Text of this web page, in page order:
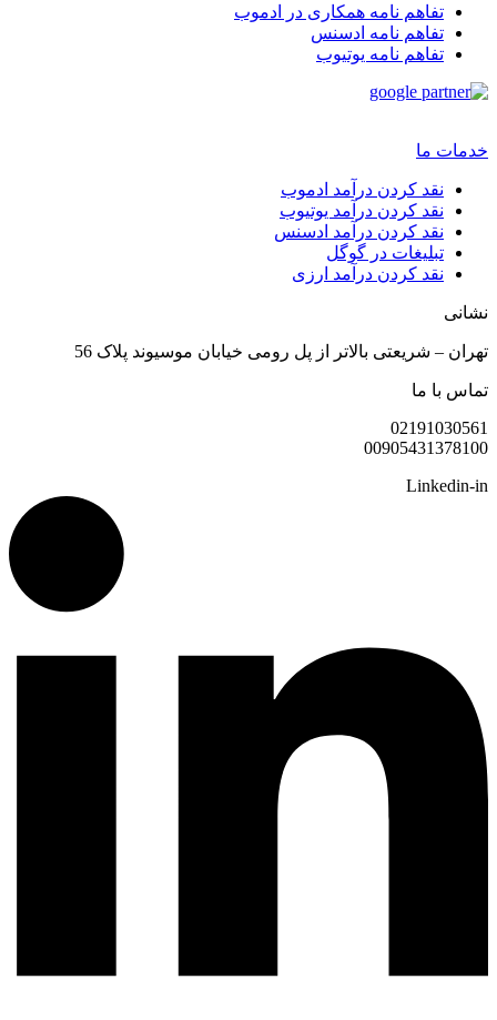
تفاهم نامه همکاری در ادموب
تفاهم نامه ادسنس
تفاهم نامه یوتیوب
خدمات ما
نقد کردن درآمد ادموب
نقد کردن درآمد یوتیوب
نقد کردن درآمد ادسنس
تبلیغات در گوگل
نقد کردن درآمد ارزی
نشانی
تهران – شریعتی بالاتر از پل رومی خیابان موسیوند پلاک 56
تماس با ما
02191030561
00905431378100
Linkedin-in